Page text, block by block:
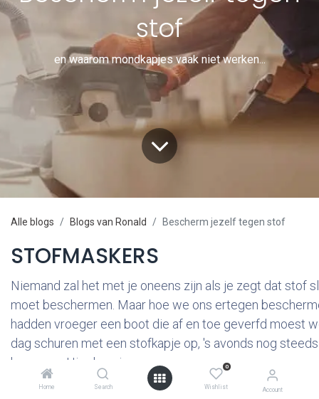
Home Search
0
Wishlist Account
stof
en waarom mondkapjes vaak niet werken...
Alle blogs Blogs van Ronald Bescherm jezelf tegen stof
STOFMASKERS
Niemand zal het met je oneens zijn als je zegt dat stof
moet beschermen. Maar hoe we ons ertegen
hadden vroeger een boot die af en toe geverfd moest
dag schuren met een stofkapje op, 's avonds nog
kwamen... Hier lees je meer.